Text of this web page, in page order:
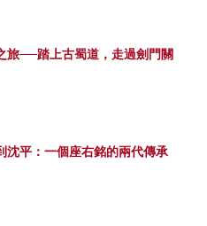
旅──踏上古蜀道，走過劍門關
沈平：一個座右銘的兩代傳承